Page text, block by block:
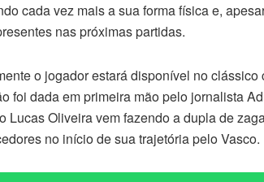
cada vez mais a sua forma física e,
nas próximas partidas.
o jogador estará disponível no
foi dada em primeira mão pelo jornalista
Lucas Oliveira vem fazendo a dupla de
no início de sua trajetória pelo Vasco.